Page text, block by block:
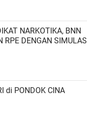
NARKOTIKA, BNN
RPE DENGAN SIMULASI
di PONDOK CINA